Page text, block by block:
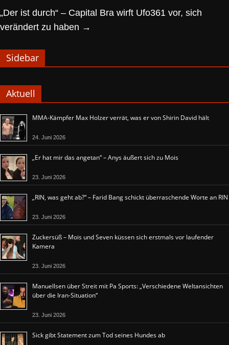
„Der ist durch“ – Capital Bra wirft Ufo361 vor, sich
verändert zu haben →
Sidebar
Aktuell
MMA-Kämpfer Max Holzer verrät, was er von Shirin David hält
24. Juni 2026
„Er hat mir das angetan“ – Anys äußert sich zu Mois
23. Juni 2026
„RIN, was geht ab?“ – Farid Bang schickt überraschende Worte an RIN
23. Juni 2026
Zuckersüß – Mois und Seven küssen sich erstmals vor laufender
Kamera
23. Juni 2026
Manuellsen über Streit mit Pa Sports: „Verschiedene Weltansichten
über die Iran-Situation“
23. Juni 2026
Sick gibt Statement zum Tod seines Hundes ab